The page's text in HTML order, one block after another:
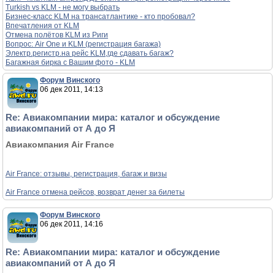
Turkish vs KLM - не могу выбрать
Бизнес-класс KLM на трансатлантике - кто пробовал?
Впечатления от KLM
Отмена полётов KLM из Риги
Вопрос: Air One и KLM (регистрация багажа)
Электр.регистр.на рейс KLM,где сдавать багаж?
Багажная бирка с Вашим фото - KLM
Форум Винского
06 дек 2011, 14:13
Re: Авиакомпании мира: каталог и обсуждение
авиакомпаний от А до Я
Авиакомпания Air France
Air France: отзывы, регистрация, багаж и визы
Air France отмена рейсов, возврат денег за билеты
Форум Винского
06 дек 2011, 14:16
Re: Авиакомпании мира: каталог и обсуждение
авиакомпаний от А до Я